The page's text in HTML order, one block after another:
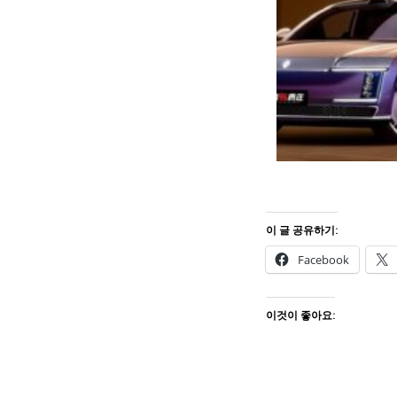
이 글 공유하기:
Facebook
이것이 좋아요: